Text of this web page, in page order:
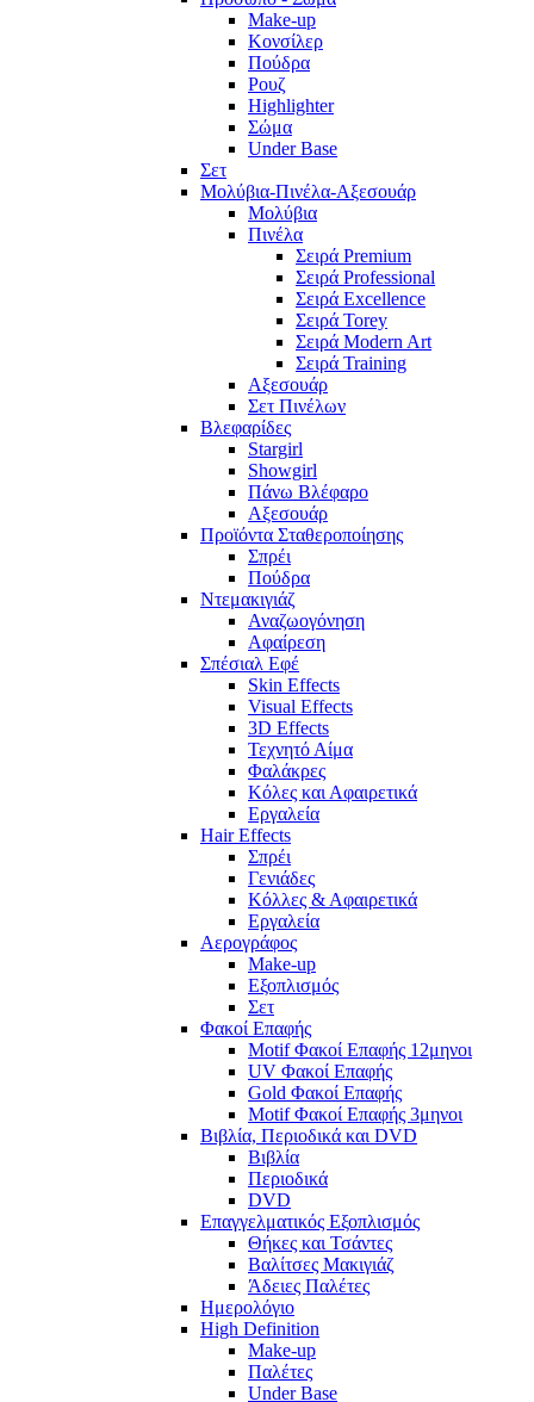
Make-up
Κονσίλερ
Πούδρα
Ρουζ
Highlighter
Σώμα
Under Base
Σετ
Μολύβια-Πινέλα-Αξεσουάρ
Μολύβια
Πινέλα
Σειρά Premium
Σειρά Professional
Σειρά Excellence
Σειρά Torey
Σειρά Modern Art
Σειρά Training
Αξεσουάρ
Σετ Πινέλων
Βλεφαρίδες
Stargirl
Showgirl
Πάνω Βλέφαρο
Αξεσουάρ
Προϊόντα Σταθεροποίησης
Σπρέι
Πούδρα
Ντεμακιγιάζ
Αναζωογόνηση
Αφαίρεση
Σπέσιαλ Εφέ
Skin Effects
Visual Effects
3D Effects
Τεχνητό Αίμα
Φαλάκρες
Κόλες και Αφαιρετικά
Εργαλεία
Hair Effects
Σπρέι
Γενιάδες
Κόλλες & Αφαιρετικά
Εργαλεία
Αερογράφος
Make-up
Εξοπλισμός
Σετ
Φακοί Επαφής
Motif Φακοί Επαφής 12μηνοι
UV Φακοί Επαφής
Gold Φακοί Επαφής
Motif Φακοί Επαφής 3μηνοι
Βιβλία, Περιοδικά και DVD
Βιβλία
Περιοδικά
DVD
Επαγγελματικός Εξοπλισμός
Θήκες και Τσάντες
Βαλίτσες Μακιγιάζ
Άδειες Παλέτες
Ημερολόγιο
High Definition
Make-up
Παλέτες
Under Base